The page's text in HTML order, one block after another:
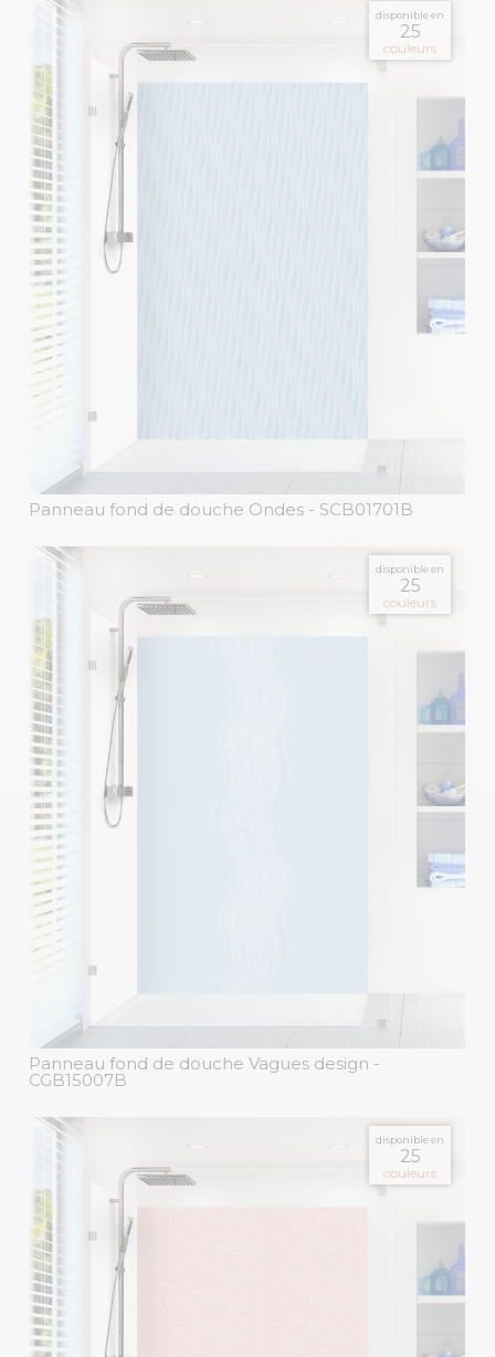
disponible en
25
couleurs
Panneau fond de douche Ondes - SCB01701B
disponible en
25
couleurs
Panneau fond de douche Vagues design -
CGB15007B
disponible en
25
couleurs